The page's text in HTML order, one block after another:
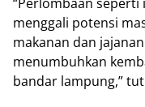
menggali potensi
makanan dan
menumbuhkan
bandar lampung,”